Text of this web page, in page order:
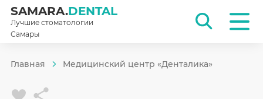
SAMARA.DENTAL
Лучшие стоматологии
Самары
Главная Медицинский центр «Денталика»